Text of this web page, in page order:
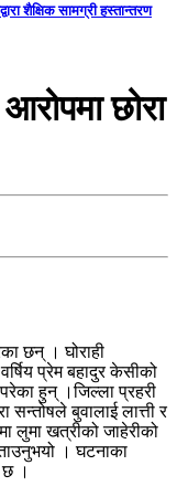
शैक्षिक सामग्री हस्तान्तरण
छोरा
छन् । घोराही
प्रेम बहादुर केसीको
हुन् ।जिल्ला प्रहरी
बुवालाई लात्ती र
लुमा खत्रीको जाहेरीको
। घटनाका
छ ।